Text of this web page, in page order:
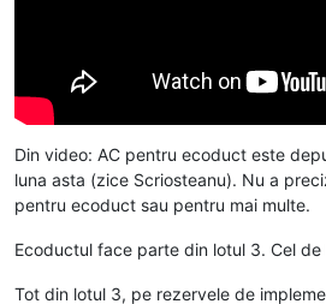
Din video: AC pentru ecoduct este
luna asta (zice Scriosteanu). Nu a
pentru ecoduct sau pentru mai multe.
Ecoductul face parte din lotul 3. Cel de
Tot din lotul 3, pe rezervele de